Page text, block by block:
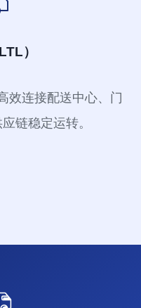
）
效连接配送中心、门
链稳定运转。